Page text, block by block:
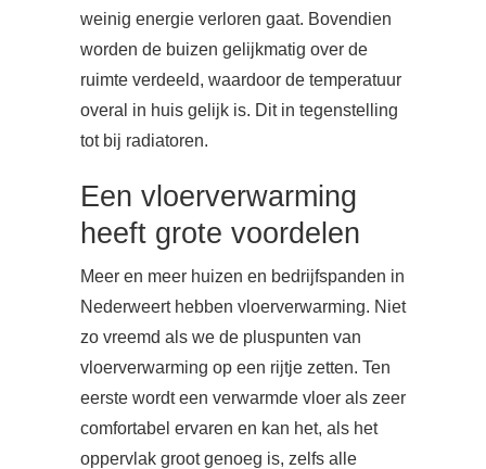
weinig energie verloren gaat. Bovendien
worden de buizen gelijkmatig over de
ruimte verdeeld, waardoor de temperatuur
overal in huis gelijk is. Dit in tegenstelling
tot bij radiatoren.
Een vloerverwarming
heeft grote voordelen
Meer en meer huizen en bedrijfspanden in
Nederweert hebben vloerverwarming. Niet
zo vreemd als we de pluspunten van
vloerverwarming op een rijtje zetten. Ten
eerste wordt een verwarmde vloer als zeer
comfortabel ervaren en kan het, als het
oppervlak groot genoeg is, zelfs alle